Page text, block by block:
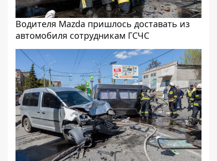
Водителя Mazda пришлось доставать из
автомобиля сотрудникам ГСЧС